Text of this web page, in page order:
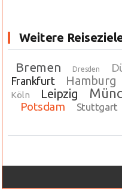
Weitere
Bremen Dresden
Frankfurt Hamburg
Köln Leipzig
Potsdam Stuttgart